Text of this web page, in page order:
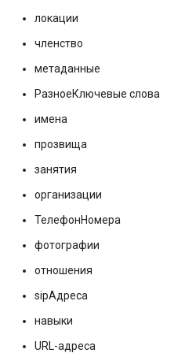
локации
членство
метаданные
РазноеКлючевые слова
имена
прозвища
занятия
организации
ТелефонНомера
фотографии
отношения
sipАдреса
навыки
URL-адреса